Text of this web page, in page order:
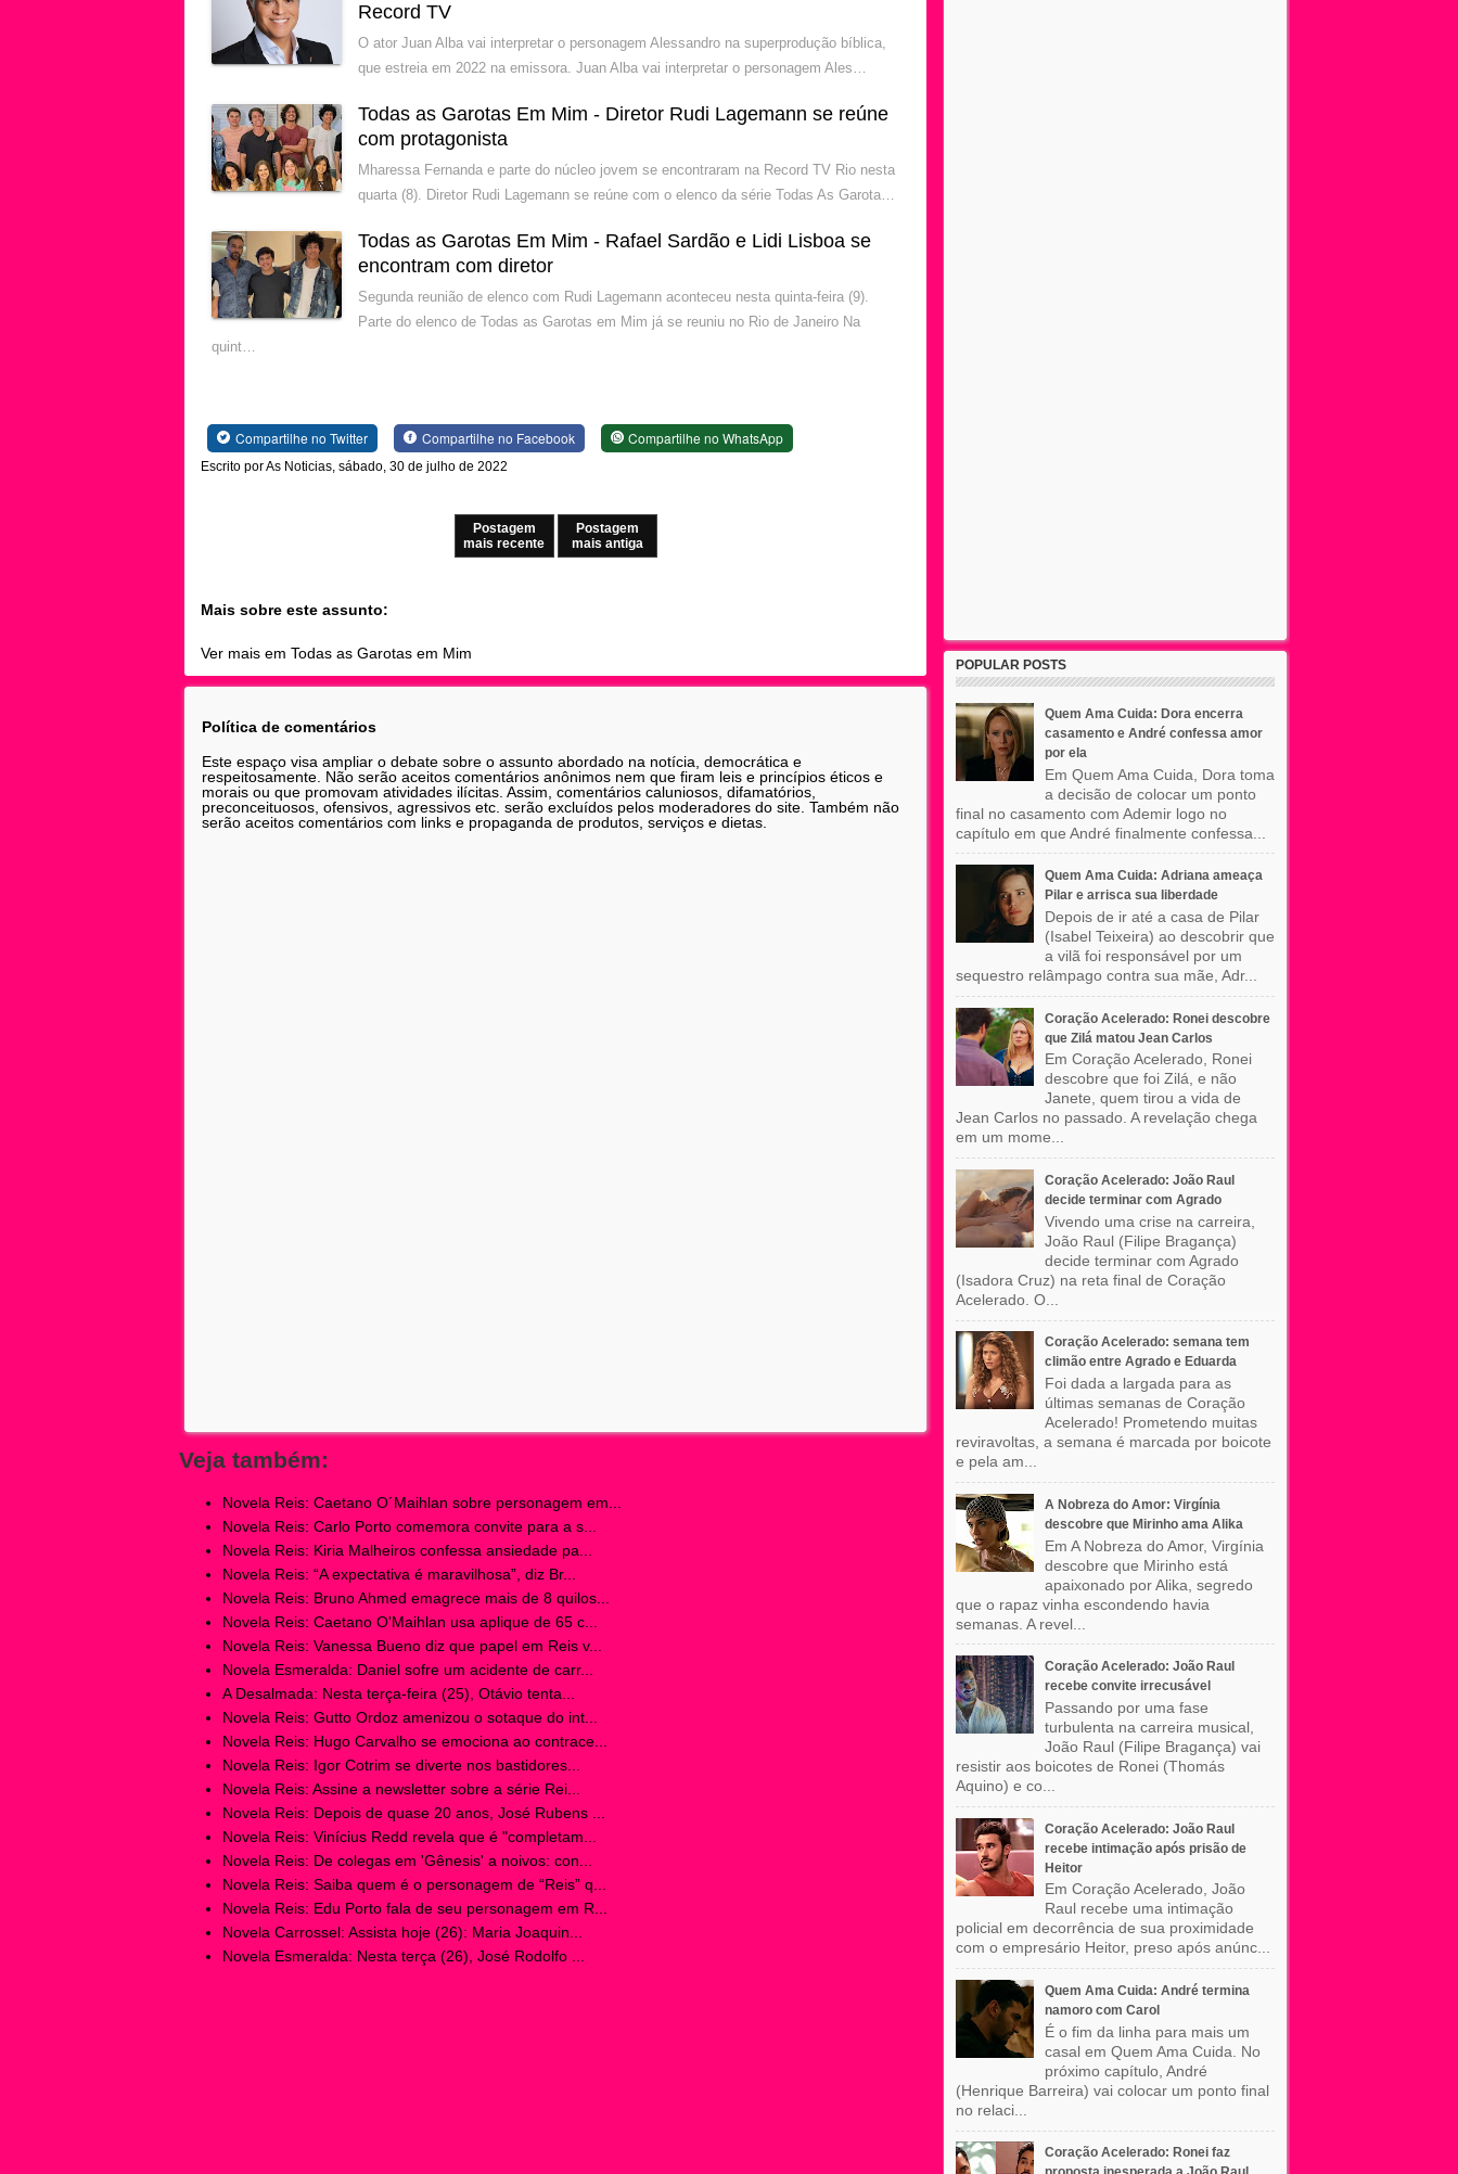
Record TV
O ator Juan Alba vai interpretar o personagem Alessandro na superprodução bíblica,
que estreia em 2022 na emissora. Juan Alba vai interpretar o personagem Ales…
Todas as Garotas Em Mim - Diretor Rudi Lagemann se reúne
com protagonista
Mharessa Fernanda e parte do núcleo jovem se encontraram na Record TV Rio nesta
quarta (8). Diretor Rudi Lagemann se reúne com o elenco da série Todas As Garota…
Todas as Garotas Em Mim - Rafael Sardão e Lidi Lisboa se
encontram com diretor
Segunda reunião de elenco com Rudi Lagemann aconteceu nesta quinta-feira (9).
Parte do elenco de Todas as Garotas em Mim já se reuniu no Rio de Janeiro Na
quint…
Compartilhe no Twitter Compartilhe no Facebook Compartilhe no WhatsApp
Escrito por As Noticias, sábado, 30 de julho de 2022
Postagem
mais recente
Postagem
mais antiga
Mais sobre este assunto:
Ver mais em Todas as Garotas em Mim
Política de comentários
Este espaço visa ampliar o debate sobre o assunto abordado na notícia, democrática e
respeitosamente. Não serão aceitos comentários anônimos nem que firam leis e princípios éticos e
morais ou que promovam atividades ilícitas. Assim, comentários caluniosos, difamatórios,
preconceituosos, ofensivos, agressivos etc. serão excluídos pelos moderadores do site. Também não
serão aceitos comentários com links e propaganda de produtos, serviços e dietas.
Veja também:
Novela Reis: Caetano O´Maihlan sobre personagem em...
Novela Reis: Carlo Porto comemora convite para a s...
Novela Reis: Kiria Malheiros confessa ansiedade pa...
Novela Reis: “A expectativa é maravilhosa”, diz Br...
Novela Reis: Bruno Ahmed emagrece mais de 8 quilos...
Novela Reis: Caetano O'Maihlan usa aplique de 65 c...
Novela Reis: Vanessa Bueno diz que papel em Reis v...
Novela Esmeralda: Daniel sofre um acidente de carr...
A Desalmada: Nesta terça-feira (25), Otávio tenta...
Novela Reis: Gutto Ordoz amenizou o sotaque do int...
Novela Reis: Hugo Carvalho se emociona ao contrace...
Novela Reis: Igor Cotrim se diverte nos bastidores...
Novela Reis: Assine a newsletter sobre a série Rei...
Novela Reis: Depois de quase 20 anos, José Rubens ...
Novela Reis: Vinícius Redd revela que é "completam...
Novela Reis: De colegas em 'Gênesis' a noivos: con...
Novela Reis: Saiba quem é o personagem de “Reis” q...
Novela Reis: Edu Porto fala de seu personagem em R...
Novela Carrossel: Assista hoje (26): Maria Joaquin...
Novela Esmeralda: Nesta terça (26), José Rodolfo ...
POPULAR POSTS
Quem Ama Cuida: Dora encerra
casamento e André confessa amor
por ela
Em Quem Ama Cuida, Dora toma
a decisão de colocar um ponto
final no casamento com Ademir logo no
capítulo em que André finalmente confessa...
Quem Ama Cuida: Adriana ameaça
Pilar e arrisca sua liberdade
Depois de ir até a casa de Pilar
(Isabel Teixeira) ao descobrir que
a vilã foi responsável por um
sequestro relâmpago contra sua mãe, Adr...
Coração Acelerado: Ronei descobre
que Zilá matou Jean Carlos
Em Coração Acelerado, Ronei
descobre que foi Zilá, e não
Janete, quem tirou a vida de
Jean Carlos no passado. A revelação chega
em um mome...
Coração Acelerado: João Raul
decide terminar com Agrado
Vivendo uma crise na carreira,
João Raul (Filipe Bragança)
decide terminar com Agrado
(Isadora Cruz) na reta final de Coração
Acelerado. O...
Coração Acelerado: semana tem
climão entre Agrado e Eduarda
Foi dada a largada para as
últimas semanas de Coração
Acelerado! Prometendo muitas
reviravoltas, a semana é marcada por boicote
e pela am...
A Nobreza do Amor: Virgínia
descobre que Mirinho ama Alika
Em A Nobreza do Amor, Virgínia
descobre que Mirinho está
apaixonado por Alika, segredo
que o rapaz vinha escondendo havia
semanas. A revel...
Coração Acelerado: João Raul
recebe convite irrecusável
Passando por uma fase
turbulenta na carreira musical,
João Raul (Filipe Bragança) vai
resistir aos boicotes de Ronei (Thomás
Aquino) e co...
Coração Acelerado: João Raul
recebe intimação após prisão de
Heitor
Em Coração Acelerado, João
Raul recebe uma intimação
policial em decorrência de sua proximidade
com o empresário Heitor, preso após anúnc...
Quem Ama Cuida: André termina
namoro com Carol
É o fim da linha para mais um
casal em Quem Ama Cuida. No
próximo capítulo, André
(Henrique Barreira) vai colocar um ponto final
no relaci...
Coração Acelerado: Ronei faz